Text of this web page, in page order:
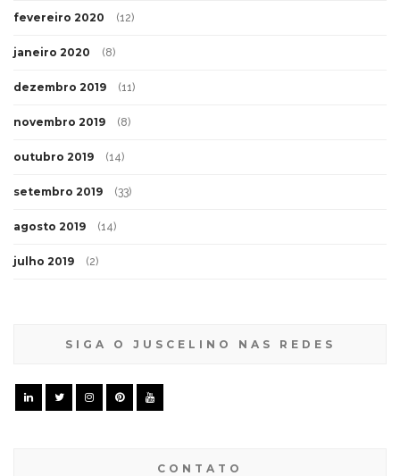
fevereiro 2020 (12)
janeiro 2020 (8)
dezembro 2019 (11)
novembro 2019 (8)
outubro 2019 (14)
setembro 2019 (33)
agosto 2019 (14)
julho 2019 (2)
SIGA O JUSCELINO NAS REDES
CONTATO